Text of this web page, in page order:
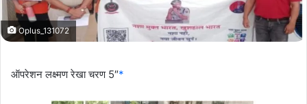
Oplus_131072
ऑपरेशन लक्ष्मण रेखा चरण 5″*